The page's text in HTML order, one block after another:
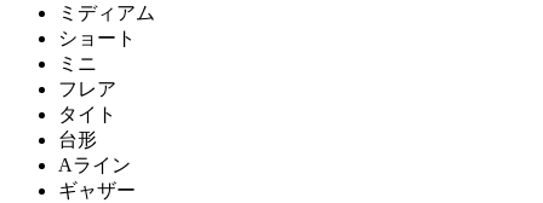
ミディアム
ショート
ミニ
フレア
タイト
台形
Aライン
ギャザー